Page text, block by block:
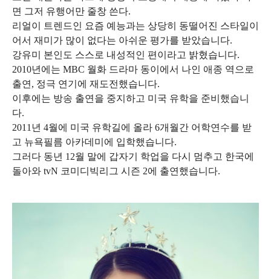
면 그저 유행어만 줄창 쓴다.
리얼이 트렌드인 요즘 예능과는 상당히 동떨어진 스타일이
어서 재미가 많이 없다는 아쉬운 평가를 받았습니다.
강유미 본인도 스스로 내성적인 편이라고 밝혔습니다.
2010년에는 MBC 월화 드라마 동이에서 나인 애종 역으로
출연, 정극 연기에 재도전했습니다.
이후에는 방송 출연을 중지하고 미국 유학을 준비했습니
다.
2011년 4월에 미국 유학길에 올라 6개월간 어학연수를 받
고 뉴욕필름 아카데미에 입학했습니다.
그러다 동년 12월 말에 갑자기 학업을 다시 멈추고 한국에
돌아와 tvN 코미디빅리그 시즌 2에 출연했습니다.